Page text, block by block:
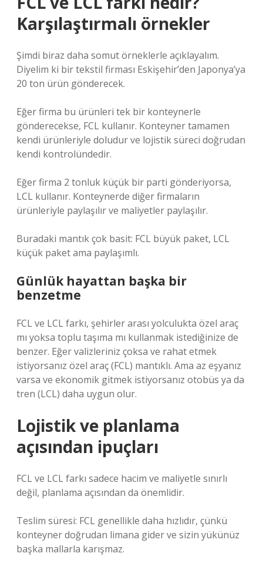
Karşılaştırmalı örnekler
Şimdi biraz daha somut örneklerle açıklayalım.
Diyelim ki bir tekstil firması Eskişehir’den Japonya’ya
20 ton ürün gönderecek.
Eğer firma bu ürünleri tek bir konteynerle
gönderecekse, FCL kullanır. Konteyner tamamen
kendi ürünleriyle doludur ve lojistik süreci doğrudan
kendi kontrolündedir.
Eğer firma 2 tonluk küçük bir parti gönderiyorsa,
LCL kullanır. Konteynerde diğer firmaların
ürünleriyle paylaşılır ve maliyetler paylaşılır.
Buradaki mantık çok basit: FCL büyük paket, LCL
küçük paket ama paylaşımlı.
Günlük hayattan başka bir
benzetme
FCL ve LCL farkı, şehirler arası yolculukta özel araç
mı yoksa toplu taşıma mı kullanmak istediğinize de
benzer. Eğer valizleriniz çoksa ve rahat etmek
istiyorsanız özel araç (FCL) mantıklı. Ama az eşyanız
varsa ve ekonomik gitmek istiyorsanız otobüs ya da
tren (LCL) daha uygun olur.
Lojistik ve planlama
açısından ipuçları
FCL ve LCL farkı sadece hacim ve maliyetle sınırlı
değil, planlama açısından da önemlidir.
Teslim süresi: FCL genellikle daha hızlıdır, çünkü
konteyner doğrudan limana gider ve sizin yükünüz
başka mallarla karışmaz.